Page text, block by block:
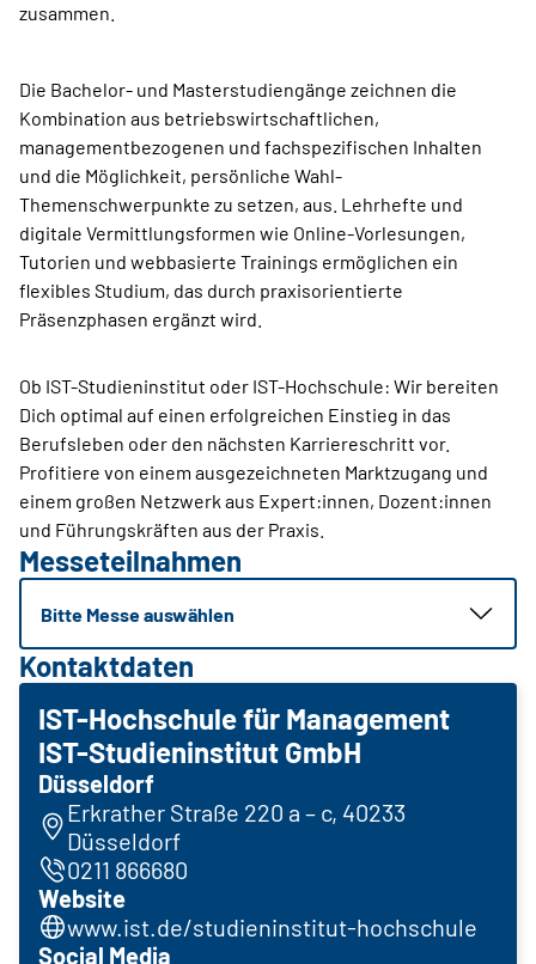
zusammen.
Die Bachelor- und Masterstudiengänge zeichnen die
Kombination aus betriebswirtschaftlichen,
managementbezogenen und fachspezifischen Inhalten
und die Möglichkeit, persönliche Wahl-
Themenschwerpunkte zu setzen, aus. Lehrhefte und
digitale Vermittlungsformen wie Online-Vorlesungen,
Tutorien und webbasierte Trainings ermöglichen ein
flexibles Studium, das durch praxisorientierte
Präsenzphasen ergänzt wird.
Ob IST-Studieninstitut oder IST-Hochschule: Wir bereiten
Dich optimal auf einen erfolgreichen Einstieg in das
Berufsleben oder den nächsten Karriereschritt vor.
Profitiere von einem ausgezeichneten Marktzugang und
einem großen Netzwerk aus Expert:innen, Dozent:innen
und Führungskräften aus der Praxis.
Messeteilnahmen
Bitte Messe auswählen
Kontaktdaten
IST-Hochschule für Management
IST-Studieninstitut GmbH
Düsseldorf
Erkrather Straße 220 a – c, 40233
Düsseldorf
0211 866680
Website
www.ist.de/studieninstitut-hochschule
Social Media